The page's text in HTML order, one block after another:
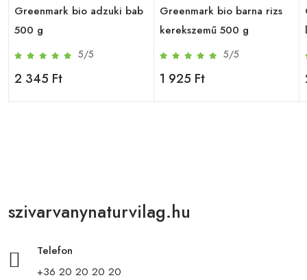
Greenmark bio adzuki bab
500 g
5/5
2 345 Ft
Greenmark bio barna rizs
kerekszemű 500 g
5/5
1 925 Ft
szivarvanynaturvilag.hu
Telefon
+36 20 20 20 20